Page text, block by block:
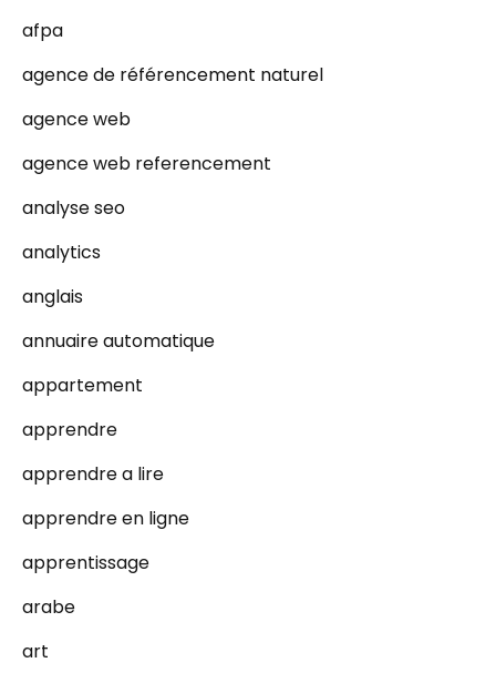
afpa
agence de référencement naturel
agence web
agence web referencement
analyse seo
analytics
anglais
annuaire automatique
appartement
apprendre
apprendre a lire
apprendre en ligne
apprentissage
arabe
art